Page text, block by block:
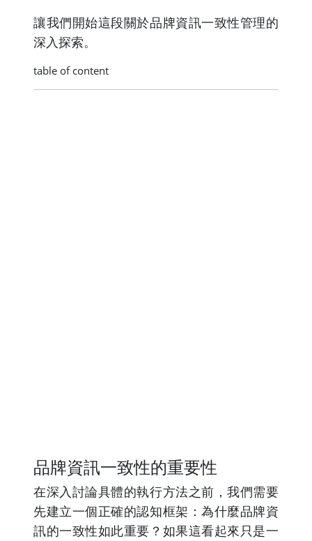
讓我們開始這段關於品牌資訊一致性管理的
深入探索。
table of content
品牌資訊一致性的重要性
在深入討論具體的執行方法之前，我們需要
先建立一個正確的認知框架：為什麼品牌資
訊的一致性如此重要？如果這看起來只是一